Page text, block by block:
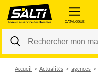
CATALOGUE
Accueil Actualités agences